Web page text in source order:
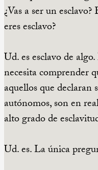
¿Vas a ser un
eres esclavo?
Ud. es esclavo de
necesita comprender
aquellos que declaran
autónomos, son en
alto grado de
Ud. es. La única